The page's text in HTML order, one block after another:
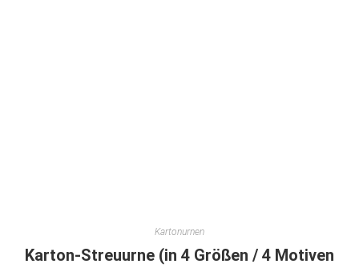
Kartonurnen
Karton-Streuurne (in 4 Größen / 4 Motiven